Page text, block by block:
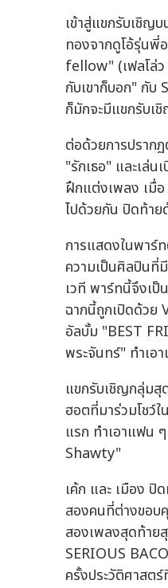
เข้าสู่แขกรับเชิญ
ทองจากดูโอ้รุ่น
fellow" (เฟลโล่ว
กับเขาก็บอก" กับ
ก็มักจะมีแขกรับเ
ต่อด้วยการปราก
"รักเธอ" และเล่น
ฝึกแต่งเพลง เมื่
ไปด้วยกัน ปิดท้าย
การแสดงในพาร์
ความเป็นศิลปินที่
เวที พาร์ทนี้จึงเป็
ฉากนี้ถูกเปิดด้วย
อัลบั้ม "BEST
พระจันทร์" ทำเอ
แขกรับเชิญกลุ่มสุ
ฮอตที่มาร่วมโชว์
แรก ทำเอาแฟน
Shawty"
เค้ก และ เมือง
สองคนที่ต่างขอบ
สองเพลงสุดท้าย
SERIOUS
ครั้งประวัติศาสต